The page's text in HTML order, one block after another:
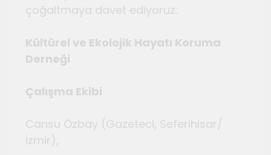
Genç gazeteciler için
Seferihisar’da kültür ve sanat
düzenlendi
çoğaltmaya davet ediyoruz.
Kültürel ve Ekolojik Hayatı Koruma
Derneği
Çalışma Ekibi
Cansu Özbay (Gazeteci, Seferihisar/
İzmir),